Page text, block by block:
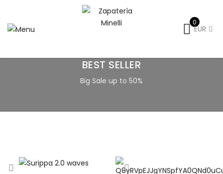
0
EUR
BEST SELLER
Big Sale up to 50%